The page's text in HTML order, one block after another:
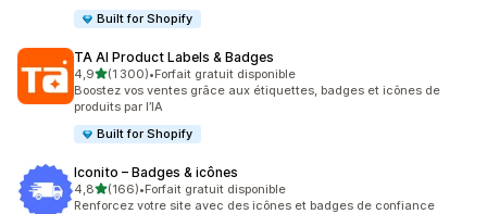
Built for Shopify
TA AI Product Labels & Badges
4,9étoile(s) sur 5
(1 300)
1300 avis au total
•Forfait gratuit disponible
Boostez vos ventes grâce aux étiquettes, badges et icônes de
produits par l’IA
Built for Shopify
Iconito – Badges & icônes
4,8étoile(s) sur 5
(166)
166 avis au total
•Forfait gratuit disponible
Renforcez votre site avec des icônes et badges de confiance